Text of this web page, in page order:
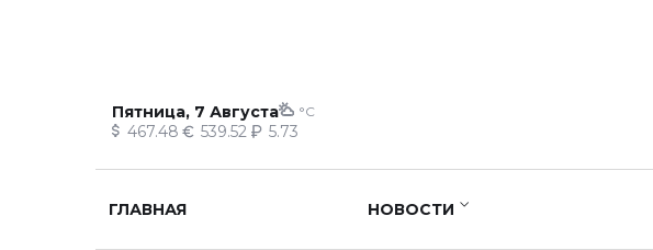
Пятница, 7 Августа °C
467.48 539.52 5.73
ГЛАВНАЯ НОВОСТИ